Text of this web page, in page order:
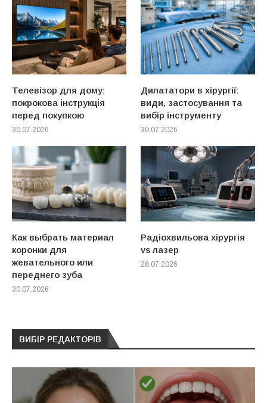
Телевізор для дому:
покрокова інструкція
перед покупкою
30.07.2026
Дилататори в хірургії:
види, застосування та
вибір інструменту
30.07.2026
Как выбрать материал
коронки для
жевательного или
переднего зуба
30.07.2026
Радіохвильова хірургія
vs лазер
28.07.2026
ВИБІР РЕДАКТОРІВ